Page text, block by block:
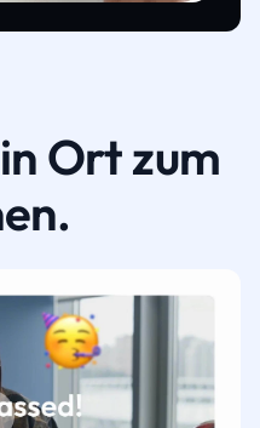
Ort zum